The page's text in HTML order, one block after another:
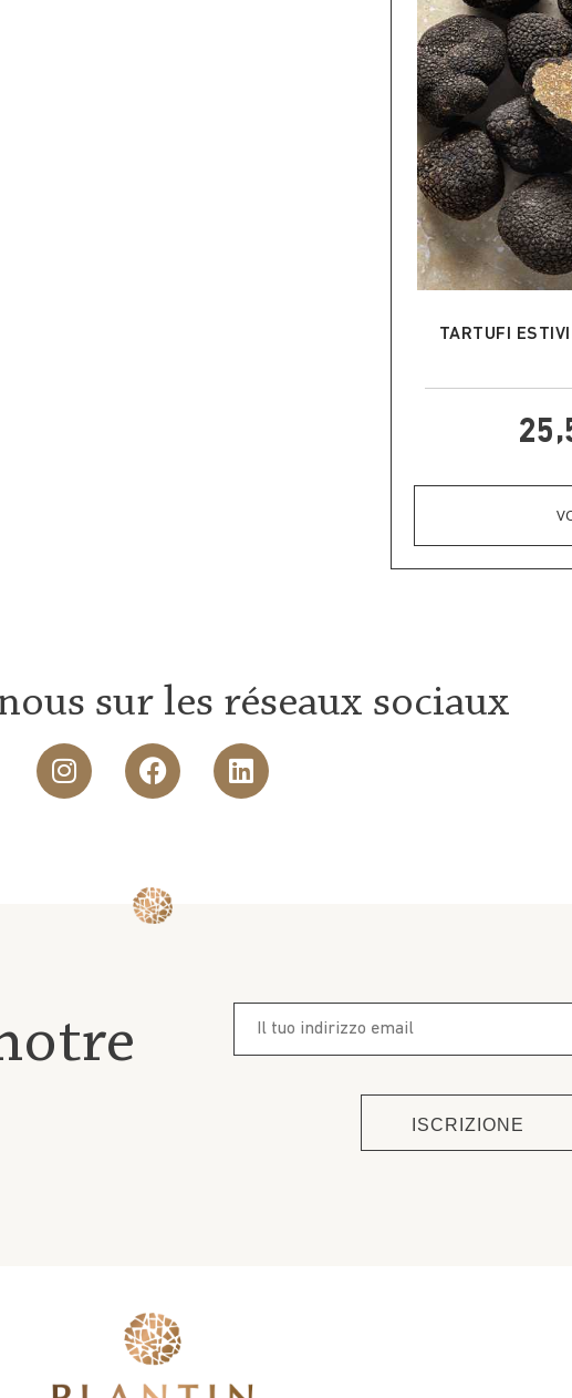
TARTUFI ESTIVI
sur les réseaux sociaux